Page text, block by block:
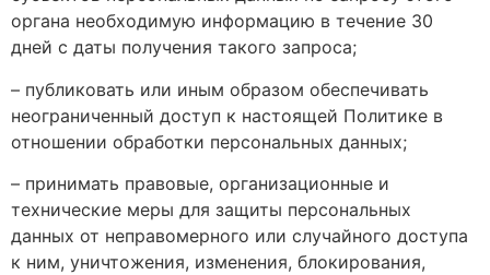
органа необходимую информацию в течение 30
дней с даты получения такого запроса;
– публиковать или иным образом обеспечивать
неограниченный доступ к настоящей Политике в
отношении обработки персональных данных;
– принимать правовые, организационные и
технические меры для защиты персональных
данных от неправомерного или случайного доступа
к ним, уничтожения, изменения, блокирования,